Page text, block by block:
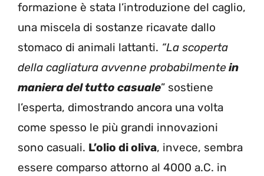
formazione è stata l’introduzione del caglio,
una miscela di sostanze ricavate dallo
stomaco di animali lattanti. “La scoperta
della cagliatura avvenne probabilmente in
maniera del tutto casuale” sostiene
l’esperta, dimostrando ancora una volta
come spesso le più grandi innovazioni
sono casuali. L’olio di oliva, invece, sembra
essere comparso attorno al 4000 a.C. in